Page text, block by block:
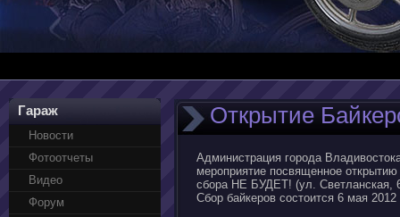
Гараж
Новости
Фотоотчеты
Видео
Форум
Открытие
Администрация города
мероприятие посвященное открытию
сбора НЕ БУДЕТ! (ул. Светланская,
Сбор байкеров состоится 6 мая